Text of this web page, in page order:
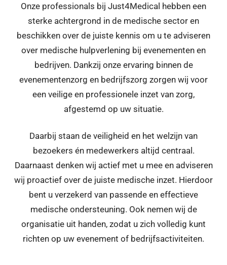
Onze professionals bij Just4Medical hebben een
sterke achtergrond in de medische sector en
beschikken over de juiste kennis om u te adviseren
over medische hulpverlening bij evenementen en
bedrijven. Dankzij onze ervaring binnen de
evenementenzorg en bedrijfszorg zorgen wij voor
een veilige en professionele inzet van zorg,
afgestemd op uw situatie.
Daarbij staan de veiligheid en het welzijn van
bezoekers én medewerkers altijd centraal.
Daarnaast denken wij actief met u mee en adviseren
wij proactief over de juiste medische inzet. Hierdoor
bent u verzekerd van passende en effectieve
medische ondersteuning. Ook nemen wij de
organisatie uit handen, zodat u zich volledig kunt
richten op uw evenement of bedrijfsactiviteiten.